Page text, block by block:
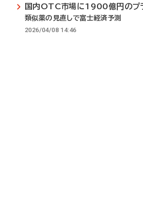
国内OTC市場に1900億円のプ
類似薬の見直しで富士経済予測
2026/04/08 14:46